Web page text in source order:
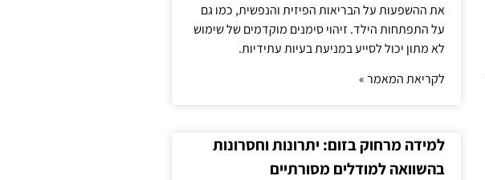
את ההשפעות על הבריאות הפיזית והנפשית, כמו גם
על התפתחות הילד. זיהוי סימנים מוקדמים של שימוש
לא מתון יכול לסייע במניעת בעיות עתידיות.
לקריאת המאמר »
למידה מרחוק בזום: יתרונות וחסרונות
בהשוואה למודלים מסורתיים